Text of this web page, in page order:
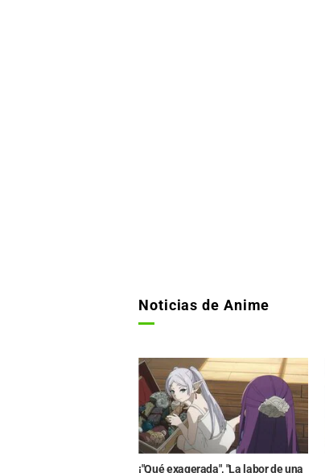
Noticias de Anime
¡"Qué exagerada", "La labor de una